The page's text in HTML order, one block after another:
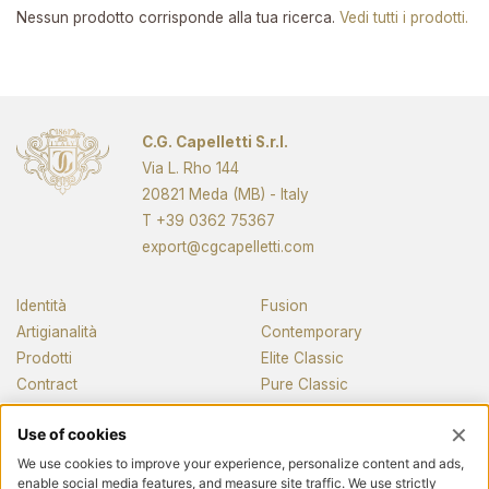
Nessun prodotto corrisponde alla tua ricerca. Vedi tutti i prodotti.
C.G. Capelletti S.r.l.
Via L. Rho 144
20821 Meda (MB) - Italy
T +39 0362 75367
export@cgcapelletti.com
Identità
Artigianalità
Prodotti
Contract
Fusion
Contemporary
Elite Classic
Pure Classic
Pianos
News e media